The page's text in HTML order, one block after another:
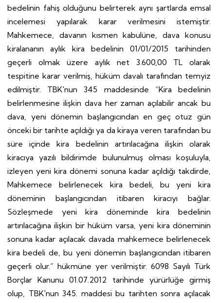
bedelinin fahiş olduğunu belirterek aynı şartlarda emsal
incelemesi yapılarak karar verilmesini istemiştir.
Mahkemece, davanın kısmen kabulüne, dava konusu
kiralananın aylık kira bedelinin 01/01/2015 tarihinden
geçerli olmak üzere aylık net 3.600,00 TL olarak
tespitine karar verilmiş, hüküm davalı tarafından temyiz
edilmiştir. TBK'nun 345 maddesinde “Kira bedelinin
belirlenmesine ilişkin dava her zaman açılabilir ancak bu
dava, yeni dönemin başlangıcından en geç otuz gün
önceki bir tarihte açıldığı ya da kiraya veren tarafından bu
süre içinde kira bedelinin artırılacağına ilişkin olarak
kiracıya yazılı bildirimde bulunulmuş olması koşuluyla,
izleyen yeni kira dönemi sonuna kadar açıldığı takdirde,
Mahkemece belirlenecek kira bedeli, bu yeni kira
döneminin başlangıcından itibaren kiracıyı bağlar.
Sözleşmede yeni kira döneminde kira bedelinin
artırılacağına ilişkin bir hüküm varsa, yeni kira döneminin
sonuna kadar açılacak davada mahkemece belirlenecek
kira bedeli de, bu yeni dönemin başlangıcından itibaren
geçerli olur.” hükmüne yer verilmiştir. 6098 Sayılı Türk
Borçlar Kanunu 01.07.2012 tarihinde yürürlüğe girmiş
olup, TBK'nun 345. maddesi bu tarihten sonra açılacak